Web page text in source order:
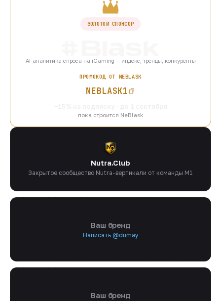
ЗОЛОТОЙ СПОНСОР
AI-аналитика спроса на iGaming — индекс, тренды, конкуренты
ПРОМОКОД ОТ NEBLASK
NEBLASK1
пока строится NeBlask
Nutra.Club
Закрытое сообщество Nutra-вертикали от команды M1
Ваш бренд
Написать @dumay
Ваш бренд